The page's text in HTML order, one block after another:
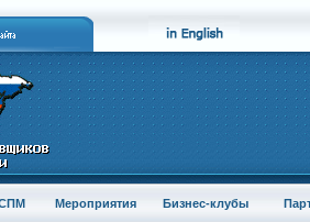
Мероприятия Бизнес-клубы